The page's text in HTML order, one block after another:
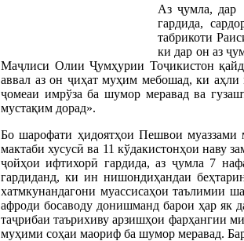
Аз ҷумла, дар
гардида,
табрикоти
ки дар он аз
Маҷлиси Олии Ҷумҳурии Тоҷикистон қайд
аввал аз он ҷиҳат муҳим мебошад, ки
ҷомеаи имрўза ба шумор меравад ва
мустақим дорад».
Бо шарофати ҳидоятҳои Пешвои муаззами
мактаби хусусӣ ва 11 кўдакистонҳои наву
ҷойҳои ифтихорӣ гардида, аз ҷумла 7
гардиданд, ки ин нишондиҳандаи
хатмкунандагони муассисаҳои таълимии
афроди босаводу донишманд барои ҳар як
таҷрибаи таърихиву арзишҳои фарҳангии
муҳими соҳаи маориф ба шумор меравад.